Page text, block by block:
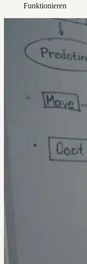
Funktionieren